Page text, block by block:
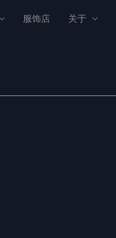
服饰店 关于